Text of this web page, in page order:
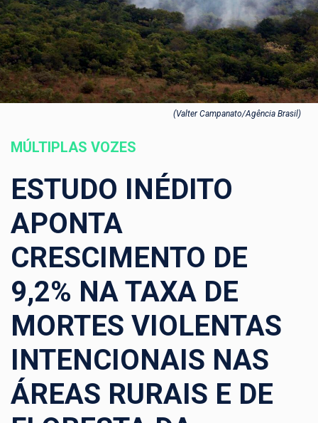
(Valter Campanato/Agência Brasil)
MÚLTIPLAS VOZES
ESTUDO INÉDITO
APONTA
CRESCIMENTO DE
9,2% NA TAXA DE
MORTES VIOLENTAS
INTENCIONAIS NAS
ÁREAS RURAIS E DE